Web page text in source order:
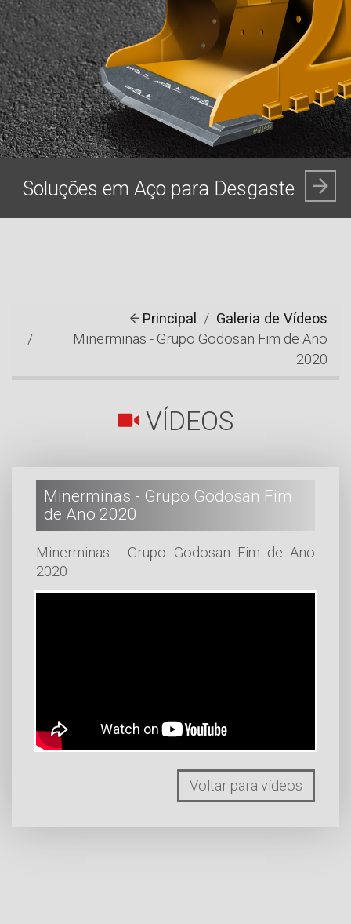
Soluções em Aço para Desgaste
Principal
Galeria de Vídeos
Minerminas - Grupo Godosan Fim de Ano
2020
VÍDEOS
Minerminas - Grupo Godosan Fim
de Ano 2020
Minerminas - Grupo Godosan Fim de Ano
2020
Voltar para vídeos